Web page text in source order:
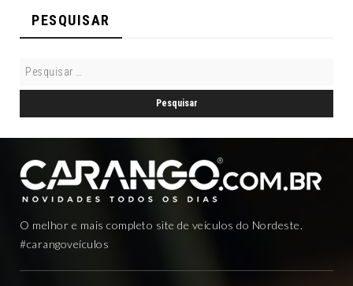
PESQUISAR
O melhor e mais completo site de veículos do Nordeste.
#carangoveículos